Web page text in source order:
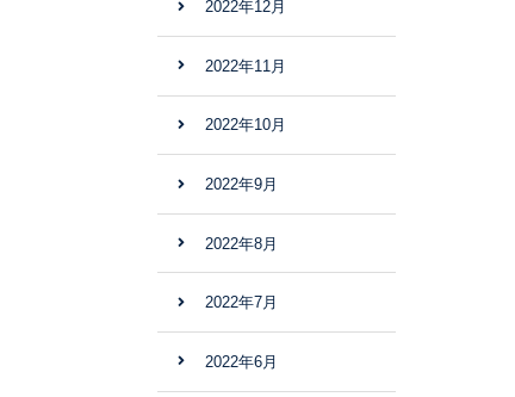
2022年12月
2022年11月
2022年10月
2022年9月
2022年8月
2022年7月
2022年6月